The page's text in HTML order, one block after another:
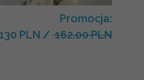
Promocja:
PLN / 162.00 PLN